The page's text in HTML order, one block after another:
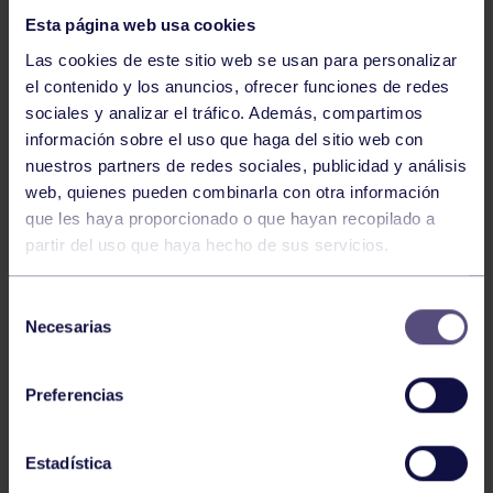
Esta página web usa cookies
Las cookies de este sitio web se usan para personalizar
el contenido y los anuncios, ofrecer funciones de redes
sociales y analizar el tráfico. Además, compartimos
información sobre el uso que haga del sitio web con
nuestros partners de redes sociales, publicidad y análisis
web, quienes pueden combinarla con otra información
que les haya proporcionado o que hayan recopilado a
partir del uso que haya hecho de sus servicios.
Necesarias
Preferencias
Estadística
Hockey 28 Jul 2026
ÓSCAR PALOMERO, RUMBO AL
MUNDIAL
Hockey